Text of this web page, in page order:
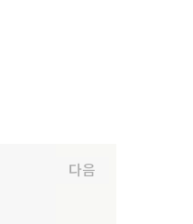
다음